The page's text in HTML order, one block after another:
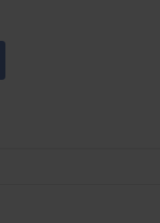
danslekar,
och andra kul